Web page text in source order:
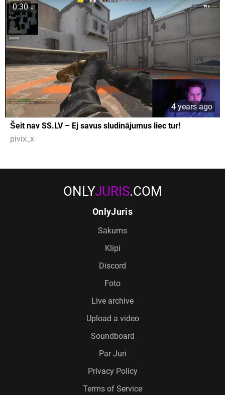
0:30
4 years ago
Šeit nav SS.LV – Ej savus sludinājumus liec tur!
pivix_x
ONLYJURIS.COM
OnlyJuris
Sākums
Klipi
Discord
Foto
Live archive
Upload a video
Soundboard
Par Juri
Privacy Policy
Terms of Service